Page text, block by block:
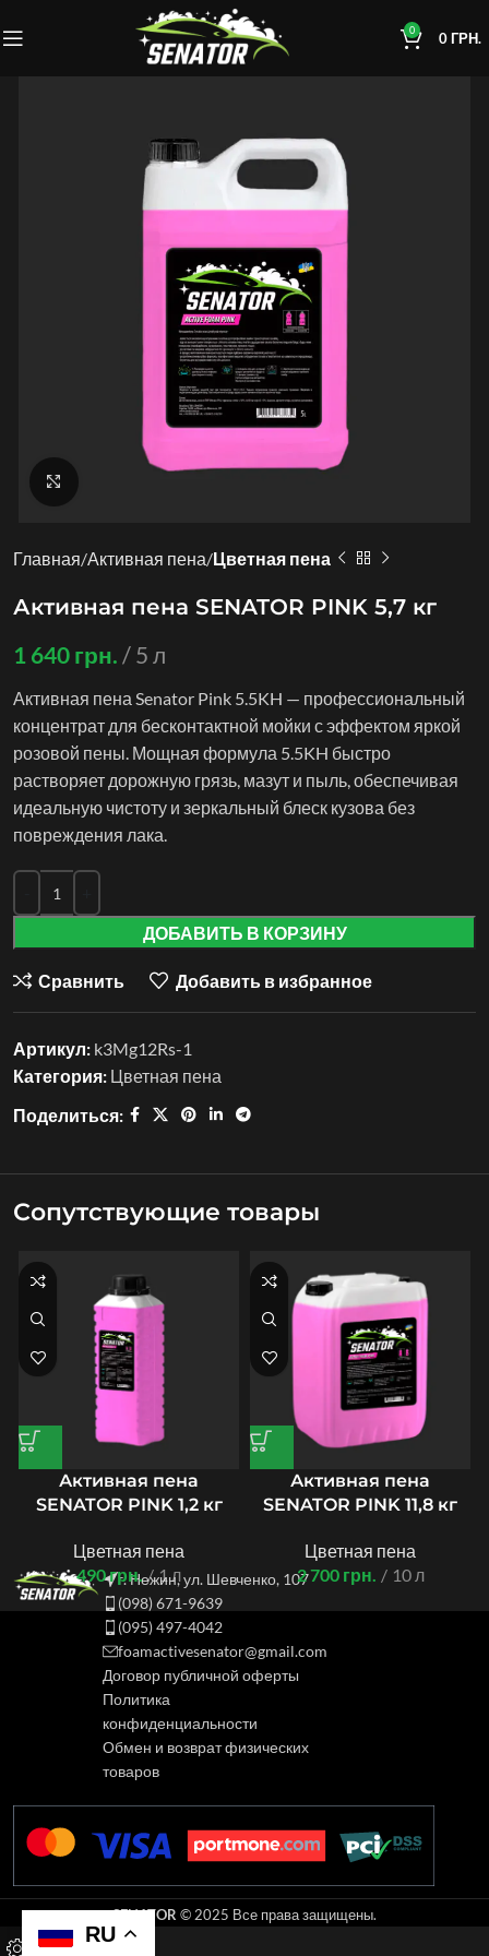
0 0ГРН.
Главная Активная пена Цветная пена
Активная пена SENATOR PINK 5,7 кг
1 640 грн. 5 л
Активная пена Senator Pink 5.5KH — профессиональный
концентрат для бесконтактной мойки с эффектом яркой
розовой пены. Мощная формула 5.5KH быстро
растворяет дорожную грязь, мазут и пыль, обеспечивая
идеальную чистоту и зеркальный блеск кузова без
повреждения лака.
ДОБАВИТЬ В КОРЗИНУ
Сравнить Добавить в избранное
Артикул: k3Mg12Rs-1
Категория: Цветная пена
Поделиться:
Сопутствующие товары
Активная пена
SENATOR PINK 1,2 кг
Цветная пена
490грн. 1 л
Активная пена
SENATOR PINK 11,8 кг
Цветная пена
2 700 грн. 10 л
г. Нежин, ул. Шевченко, 107
(098) 671-9639
(095) 497-4042
foamactivesenator@gmail.com
Договор публичной оферты
Политика
конфиденциальности
Обмен и возврат физических
товаров
SENATOR © 2025 Все права защищены.
RU0